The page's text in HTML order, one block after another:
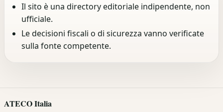
Il sito è una directory editoriale indipendente, non
ufficiale.
Le decisioni fiscali o di sicurezza vanno verificate
sulla fonte competente.
ATECO Italia